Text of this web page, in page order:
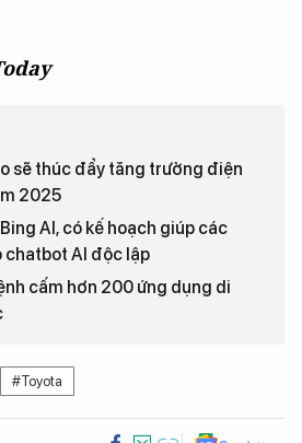
sẽ thúc đẩy tăng trưởng điện
2025
AI, có kế hoạch giúp các
chatbot AI độc lập
cấm hơn 200 ứng dụng di
#Toyota